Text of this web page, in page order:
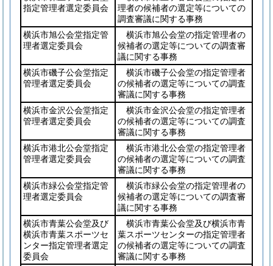
指定管理者選定委員会
理者の候補者の選定等についての
調査審議に関する事務
横浜市旭公会堂指定管
理者選定委員会
横浜市旭公会堂の指定管理者の
候補者の選定等についての調査審
議に関する事務
横浜市磯子公会堂指定
管理者選定委員会
横浜市磯子公会堂の指定管理者
の候補者の選定等についての調査
審議に関する事務
横浜市金沢公会堂指定
管理者選定委員会
横浜市金沢公会堂の指定管理者
の候補者の選定等についての調査
審議に関する事務
横浜市港北公会堂指定
管理者選定委員会
横浜市港北公会堂の指定管理者
の候補者の選定等についての調査
審議に関する事務
横浜市緑公会堂指定管
理者選定委員会
横浜市緑公会堂の指定管理者の
候補者の選定等についての調査審
議に関する事務
横浜市青葉公会堂及び
横浜市青葉スポーツセ
ンター指定管理者選定
委員会
横浜市青葉公会堂及び横浜市青
葉スポーツセンターの指定管理者
の候補者の選定等についての調査
審議に関する事務